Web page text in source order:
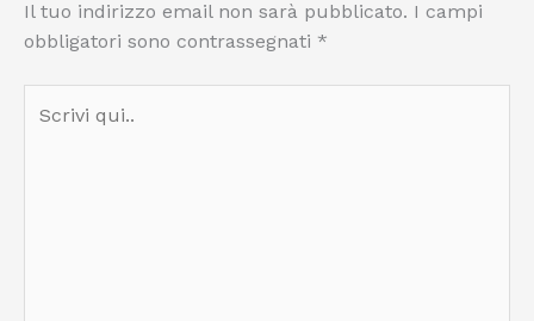
Il tuo indirizzo email non sarà pubblicato. I campi
obbligatori sono contrassegnati *
qui..